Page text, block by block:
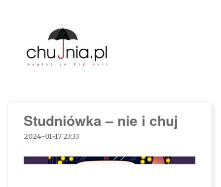
Studniówka – nie i chuj
2024-01-17 23:33